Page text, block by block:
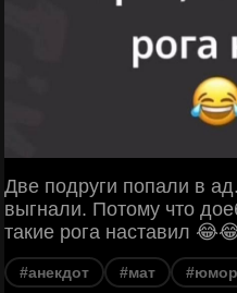
Две подруги попали в
выгнали. Потому что
такие рога наставил
#анекдот #мат #юмор